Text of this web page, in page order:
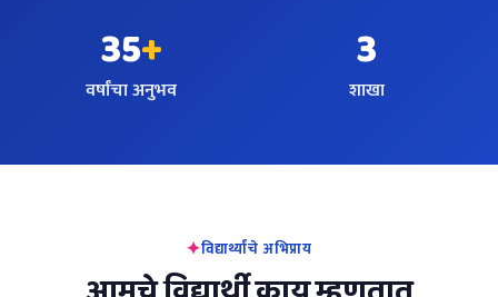
35+
वर्षांचा अनुभव
3
शाखा
विद्यार्थ्यांचे अभिप्राय